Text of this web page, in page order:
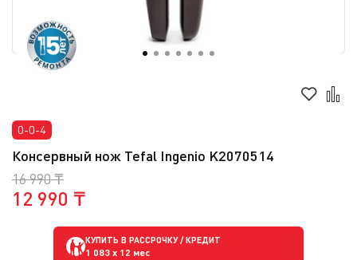
0-0-4
Консервный нож Tefal Ingenio K2070514
16 990 ₸
12 990 ₸
КУПИТЬ В РАССРОЧКУ / КРЕДИТ
1 083 x 12 мес